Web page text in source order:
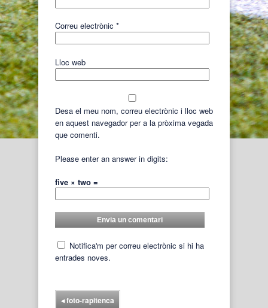
Correu electrònic *
Lloc web
Desa el meu nom, correu electrònic i lloc web
en aquest navegador per a la pròxima vegada
que comenti.
Please enter an answer in digits:
five × two =
Notifica'm per correu electrònic si hi ha
entrades noves.
◂foto-rapitenca